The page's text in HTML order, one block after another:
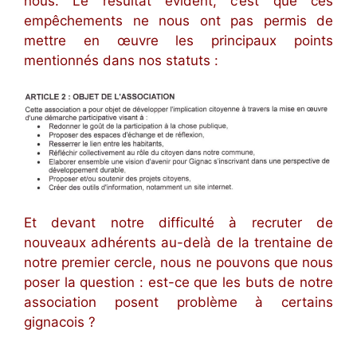
empêchements ne nous ont pas permis de
mettre en œuvre les principaux points
mentionnés dans nos statuts :
Et devant notre difficulté à recruter de
nouveaux adhérents au-delà de la trentaine de
notre premier cercle, nous ne pouvons que nous
poser la question : est-ce que les buts de notre
association posent problème à certains
gignacois ?